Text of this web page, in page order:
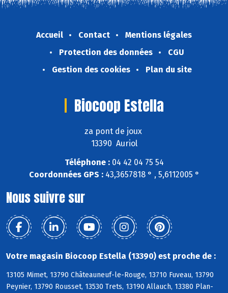
Accueil Contact
Mentions légales
Protection des données
CGU
Gestion des cookies
Plan du site
Biocoop Estella
za pont de joux
13390 Auriol
Téléphone :04 42 04 75 54
Coordonnées GPS :43,3657818 ° , 5,6112005 °
Nous suivre sur
Votre magasin Biocoop Estella (13390) est proche de :
13105 Mimet, 13790 Châteauneuf-le-Rouge, 13710 Fuveau, 13790
Peynier, 13790 Rousset, 13530 Trets, 13190 Allauch, 13380 Plan-